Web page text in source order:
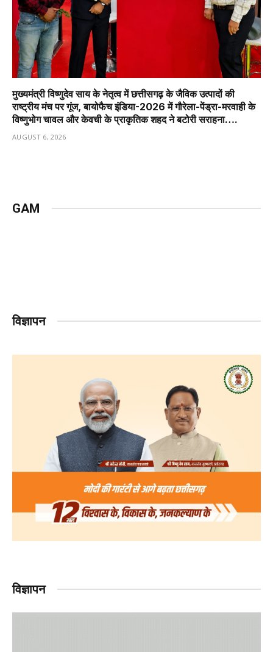
मुख्यमंत्री विष्णुदेव साय के नेतृत्व में छत्तीसगढ़ के जैविक उत्पादों की
राष्ट्रीय मंच पर गूंज, बायोफैच इंडिया-2026 में गौरेला-पेंड्रा-मरवाही के
विष्णुभोग चावल और केवची के प्राकृतिक शहद ने बटोरी सराहना….
AUGUST 6, 2026
GAM
विज्ञापन
विज्ञापन